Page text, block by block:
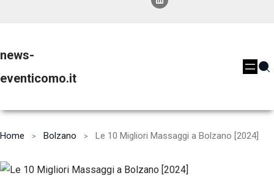
news-
eventicomo.it
Home Bolzano Le 10 Migliori Massaggi a Bolzano [2024]